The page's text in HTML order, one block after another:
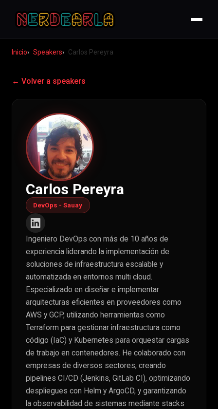
Inicio Speakers Carlos Pereyra
← Volver a speakers
Carlos Pereyra
DevOps - Sauay
Ingeniero DevOps con más de 10 años de
experiencia liderando la implementación de
soluciones de infraestructura escalable y
automatizada en entornos multi cloud.
Especializado en diseñar e implementar
arquitecturas eficientes en proveedores como
AWS y GCP, utilizando herramientas como
Terraform para gestionar infraestructura como
código (IaC) y Kubernetes para orquestar cargas
de trabajo en contenedores. He colaborado con
empresas de diversos sectores, creando
pipelines CI/CD (Jenkins, GitLab CI), optimizando
despliegues con Helm y ArgoCD, y garantizando
la observabilidad de sistemas mediante stacks